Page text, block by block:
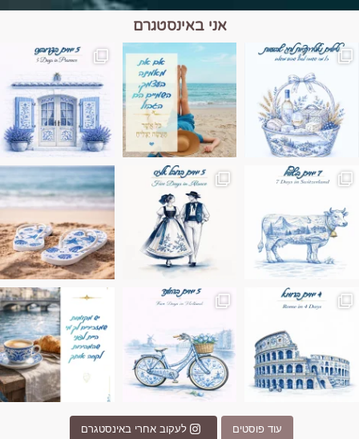
אני באינסטגרם
הם הגבול 💙🩵
בחבל אלזס צרפת
בחופשה שבו הכל נהיה פשוט יותר. החול, הי
Instagram post
Instagram post 17994326828955248
עוד פוסטים לעקוב אחרי באינסטגרם